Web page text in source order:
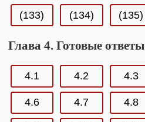
(133) (134) (135)
Глава 4. Готовые ответы
4.1 4.2 4.3
4.6 4.7 4.8